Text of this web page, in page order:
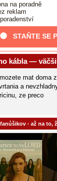
na poradně
reklam
STAŇTE SE
kábla —
mat doma
a
ze preco
- až na to,